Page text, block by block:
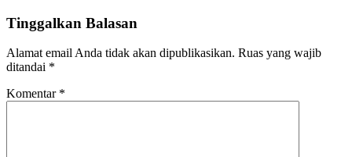
Tinggalkan Balasan
Alamat email Anda tidak akan dipublikasikan. Ruas yang wajib
ditandai *
Komentar *